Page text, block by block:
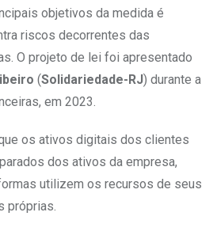
objetivos da medida é
riscos decorrentes das
O projeto de lei foi apresentado
(Solidariedade-RJ) durante a
em 2023.
os ativos digitais dos clientes
dos ativos da empresa,
utilizem os recursos de seus
próprias.